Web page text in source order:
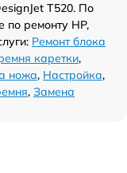
T520. По
ремонту HP,
Ремонт блока
каретки,
ножа, Настройка,
, Замена